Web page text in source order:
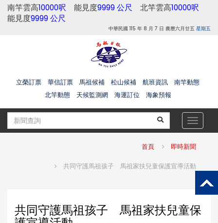
南竿雲高10000呎 能見度9999 公尺 北竿雲高10000呎
能見度9999 公尺
中華民國 115 年 8 月 7 日 農曆六月廿五 星期五
立榮訂票 華信訂票 馬祖候補 松山候補 航班資訊
南竿動態
北竿動態
天候監測網 海運訂位 海象預報
Toggle
首頁 即時新聞
共同守護馬祖孩子 馬祖家扶兒童保護宣導活動
共同守護馬祖孩子 馬祖家扶兒童保